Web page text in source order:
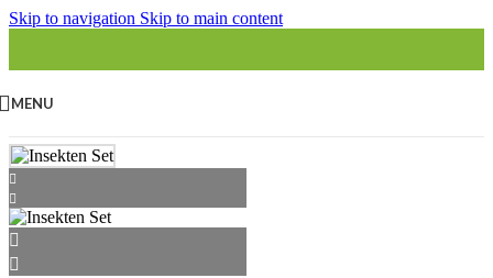
Skip to navigation Skip to main content
MENU